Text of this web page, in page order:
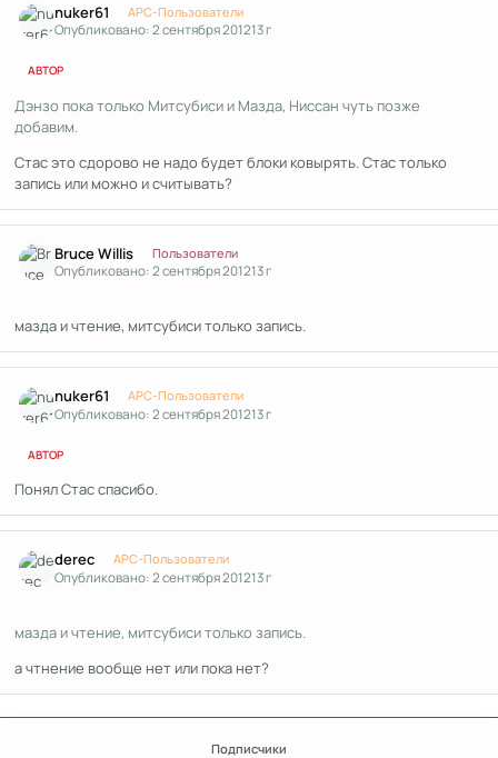
nuker61 APC-Пользователи
Опубликовано:2 сентября 201213 г
АВТОР
Дэнзо пока только Митсубиси и Мазда, Ниссан чуть позже
добавим.
Стас это сдорово не надо будет блоки ковырять. Стас только
запись или можно и считывать?
Bruce Willis Пользователи
Опубликовано:2 сентября 201213 г
мазда и чтение, митсубиси только запись.
nuker61 APC-Пользователи
Опубликовано:2 сентября 201213 г
АВТОР
Понял Стас спасибо.
derec APC-Пользователи
Опубликовано:2 сентября 201213 г
мазда и чтение, митсубиси только запись.
а чтнение вообще нет или пока нет?
Подписчики